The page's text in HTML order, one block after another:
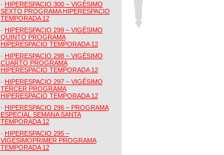
· HIPERESPACIO 300 – VIGÉSIMO
SEXTO PROGRAMA HIPERESPACIO
TEMPORADA 12
· HIPERESPACIO 299 – VIGÉSIMO
QUINTO PROGRAMA
HIPERESPACIO TEMPORADA 12
· HIPERESPACIO 298 – VIGÉSIMO
CUARTO PROGRAMA
HIPERESPACIO TEMPORADA 12
· HIPERESPACIO 297 – VIGÉSIMO
TERCER PROGRAMA
HIPERESPACIO TEMPORADA 12
· HIPERESPACIO 296 – PROGRAMA
ESPECIAL SEMANA SANTA
TEMPORADA 12
· HIPERESPACIO 295 –
VIGÉSIMOPRIMER PROGRAMA
TEMPORADA 12